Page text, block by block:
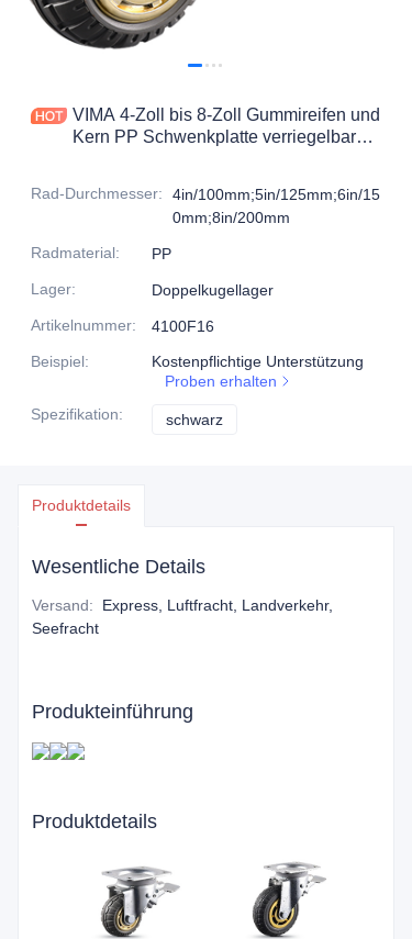
VIMA 4-Zoll bis 8-Zoll Gummireifen und
Kern PP Schwenkplatte verriegelbarer
Rad-Durchmesser:
4in/100mm;5in/125mm;6in/15
0mm;8in/200mm
Radmaterial:
PP
Lager:
Doppelkugellager
Artikelnummer:
4100F16
Beispiel:
Kostenpflichtige Unterstützung
Proben erhalten
Spezifikation: schwarz
Produktdetails
Wesentliche Details
Versand:
Express, Luftfracht, Landverkehr,
Seefracht
Produkteinführung
Produktdetails
Produkte